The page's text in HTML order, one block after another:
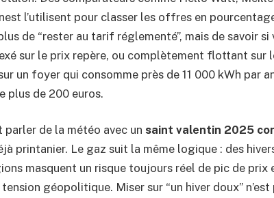
l’utilisent pour classer les offres en
de “rester au tarif réglementé”, mais de savoir si
sur le prix repère, ou complètement flottant sur
un foyer qui consomme près de 11 000 kWh par
plus de 200 euros.
de la météo avec un saint valentin 2025
printanier. Le gaz suit la même logique : des
masquent un risque toujours réel de pic de prix
géopolitique. Miser sur “un hiver doux” n’est